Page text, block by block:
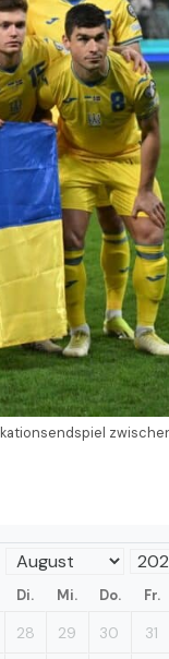
Di. Mi. Do. Fr.
28 29 30 31